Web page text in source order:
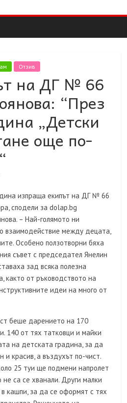
Отзив
на ДГ № 66
“През
„Детски
още по-
изпраща екипът на ДГ № 66
сподели заdolap.bg
–Най-голямото ни
взаимодействие между децата,
Особено ползотворни бяха
съвет с председател Янелин
зад всяка полезна
както от ръководството на
идеи на много от
беше дарението на 170
140 от тях татковци и майки
на детската градина, за да
и красив, а въздухът по-чист.
25 туи ще подмени напролет
не са се хванали. Други малки
кашпи, за да се оформят с тях